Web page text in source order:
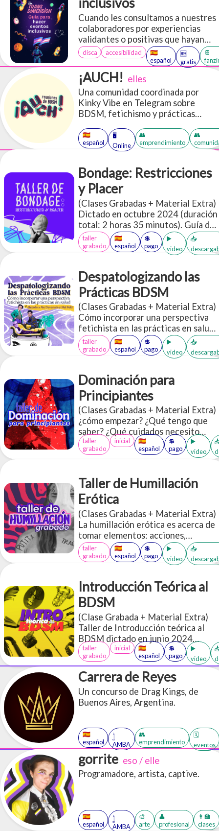
tu padre no es exactamente nuevo.
La gente ha utilizado "papi/daddy"
en escenarios sexys durante siglos,
y la comunidad queer desempeñó
un papel especial en la
configuración de cómo se utiliza
hoy en día.
Cuando les consultamos a nuestres
colaboradores por experiencias
validantes o positivas que hayan
tenido en eventos, lo que
escuchamos fue: “En el mejor de los
casos, fue mediocre.” Queremos
creer que esto no es por una falta
de entendimiento y
responsabilidad, si no por una falta
de recursos y guia. Ojalá este
disca accesibilidad
🇪🇸
español
🆓
gratis
📔
¡AUCH! elles
Una comunidad coordinada por
Kinky Vibe en Telegram sobre
BDSM, fetichismo y prácticas
códigos de convivencia que
manejamos.
🇪🇸
español
🖥️
Online
👥
emprendimiento
👥
Bondage: Restricciones
y Placer
(Clases Grabadas + Material Extra)
Dictado en octubre 2024 (duración
total: 2 horas 35 minutos). Guía de
seguridad para bondage inicial
Acceso a más de 30 PDFs en inglés
taller
grabado
🇪🇸
español
💲
pago
▶️
video
📥
Despatologizando las
Prácticas BDSM
(Clases Grabadas + Material Extra)
Cómo incorporar una perspectiva
fetichista en las prácticas en salud.
Es un espacio donde vamos a
socializar muchas herramientas que
te permitan incorporar o
diversidad erótica, más
específicamente desde los aportes
de los colectivos kinky/BDSM, en
las prácticas relacionadas con la
salud
taller
grabado
🇪🇸
español
💲
pago
▶️
video
📥
Dominación para
Principiantes
(Clases Grabadas + Material Extra)
¿cómo empezar? ¿Qué tengo que
saber? ¿Qué cuidados necesito
tener en cuenta? ¿Qué
terminología tengo que saber?
¿Cómo tengo una dinámica? ¿Qué
tipo de sumis* hay?
taller
grabado
inicial
🇪🇸
español
💲
pago
▶️
video
Taller de Humillación
Erótica
(Clases Grabadas + Material Extra)
La humillación erótica es acerca de
tomar elementos: acciones,
objetos, palabras que en el "mundo
exterior" subjetivo de cada persona
nos parecerían "humillantes" y re
erótico a través de un lente de
apreciación, cuidado, aceptación y
disfrute <3
taller
grabado
🇪🇸
español
💲
pago
▶️
video
📥
Introducción Teórica al
BDSM
(Clase Grabada + Material Extra)
Taller de Introducción teórica al
BDSM dictado en junio 2024
(duración total: 3 horas 12
minutos). Diapositivas de la
presentación sobre qué es una
negociación y cómo es el armado de
una escena. Acceso a más de 30
PDFs en inglés y español sobre
taller
grabado
inicial
🇪🇸
español
💲
pago
▶️
video
Carrera de Reyes
Un concurso de Drag Kings, de
Buenos Aires, Argentina.
🇪🇸
español
𓉶
AMBA
👥
emprendimiento
🗓️
eventos
gorrite eso / elle
Programadore, artista, captive.
🇪🇸
español
𓉶
AMBA
🎨
arte
👤
profesional
👩‍🏫
clases